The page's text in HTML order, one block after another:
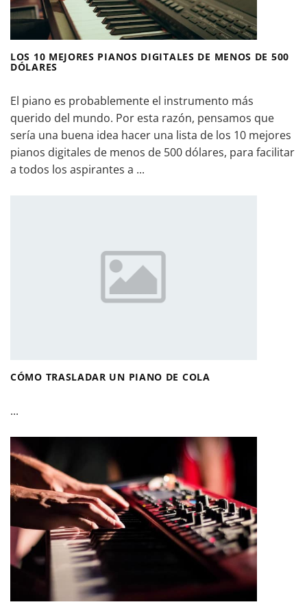
LOS 10 MEJORES PIANOS DIGITALES DE MENOS DE 500
DÓLARES
El piano es probablemente el instrumento más
querido del mundo. Por esta razón, pensamos que
sería una buena idea hacer una lista de los 10 mejores
pianos digitales de menos de 500 dólares, para facilitar
a todos los aspirantes a ...
CÓMO TRASLADAR UN PIANO DE COLA
...